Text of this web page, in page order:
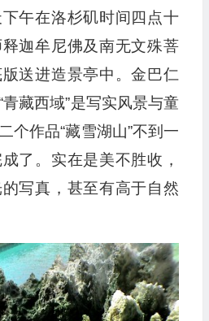
午在洛杉矶时间四点十
迦牟尼佛及南无文殊菩
送进造景亭中。金巴仁
藏西域”是写实风景与童
个作品“藏雪湖山”不到一
了。实在是美不胜收，
写真，甚至有高于自然